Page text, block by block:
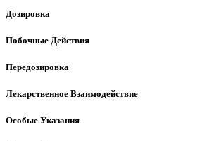
Дозировка
Побочные Действия
Передозировка
Лекарственное Взаимодействие
Особые Указания